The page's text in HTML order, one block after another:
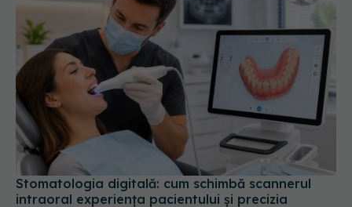
Stomatologia digitală: cum schimbă scannerul
intraoral experiența pacientului și precizia
lucrărilor dentare
01 iul 2026, 12:07